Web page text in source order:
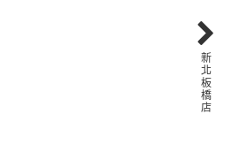
新
北
板
橋
店